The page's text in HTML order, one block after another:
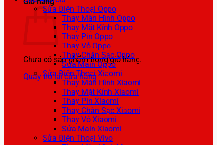
Chưa có sản phẩm trong giỏ hàng.
Quay trở lại cửa hàng
Sửa Điện Thoại Oppo
Thay Màn Hình Oppo
Thay Mặt Kính Oppo
Thay Pin Oppo
Thay Vỏ Oppo
Thay Chân Sạc Oppo
Sửa Main Oppo
Sửa Điện Thoại Xiaomi
Thay Màn Hình Xiaomi
Thay Mặt Kính Xiaomi
Thay Pin Xiaomi
Thay Chân Sạc Xiaomi
Thay Vỏ Xiaomi
Sửa Main Xiaomi
Sửa Điện Thoại Vivo